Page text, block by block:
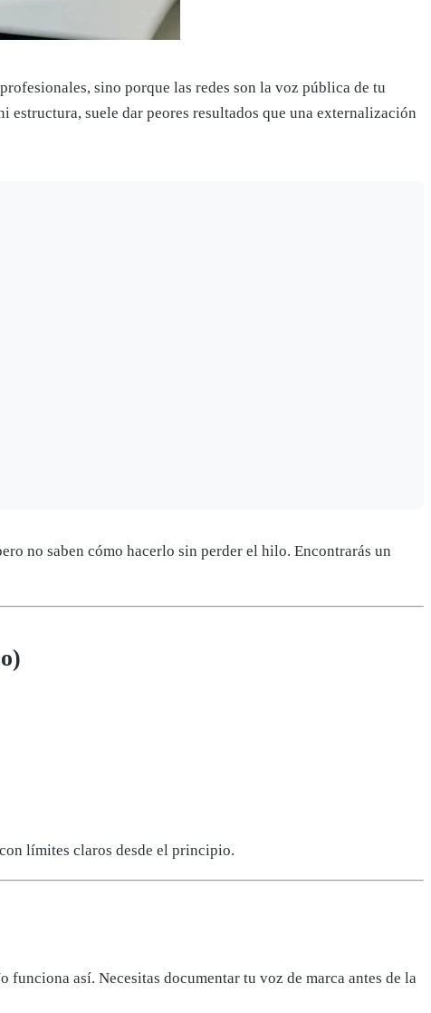
sino porque las redes son la voz pública de tu
suele dar peores resultados que una externalización
no saben cómo hacerlo sin perder el hilo. Encontrarás un
límites claros desde el principio.
así. Necesitas documentar tu voz de marca antes de la